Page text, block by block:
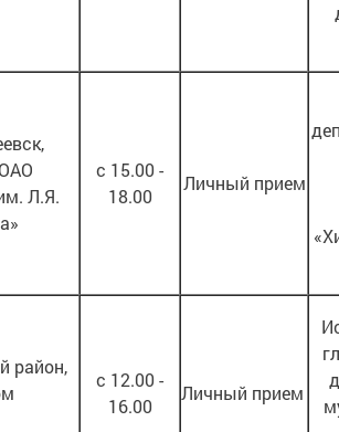
Л.Я.
с 15.00 -
18.00
Личный прием
район,
с 12.00 -
16.00
Личный прием